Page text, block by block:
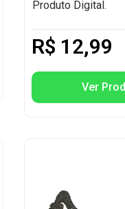
Produto Digital.
R$ 12,99
Ver